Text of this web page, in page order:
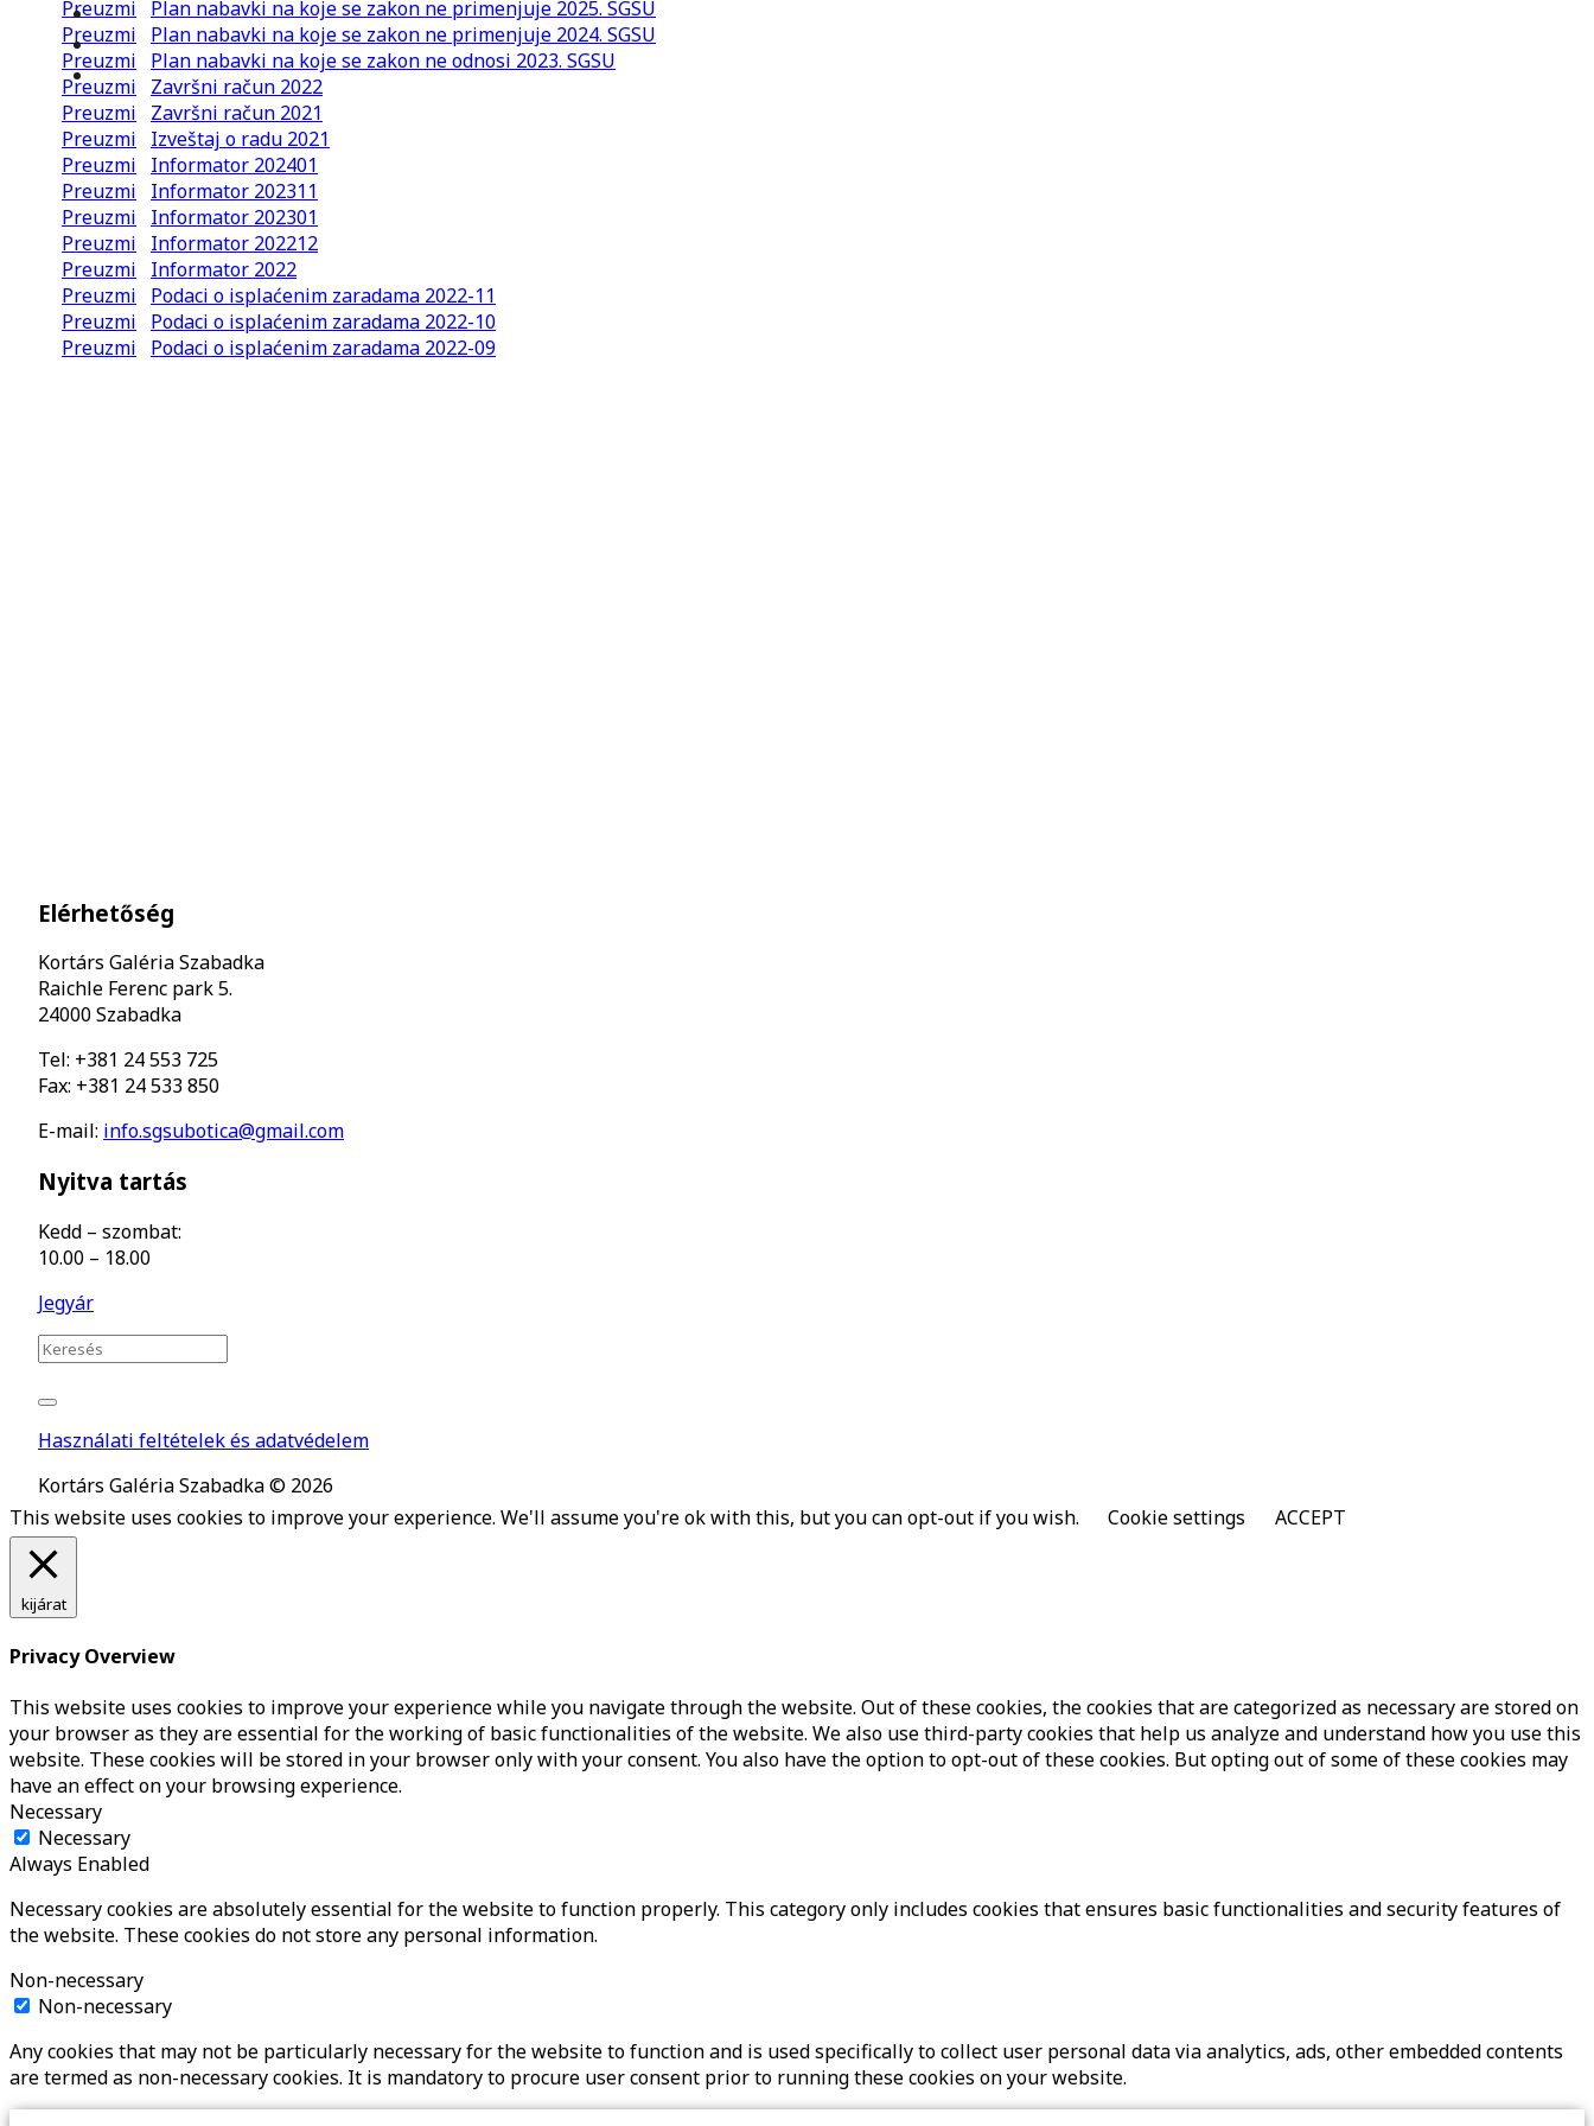
Preuzmi
Plan nabavki na koje se zakon ne primenjuje 2025. SGSU
Preuzmi
Plan nabavki na koje se zakon ne primenjuje 2024. SGSU
Preuzmi
Plan nabavki na koje se zakon ne odnosi 2023. SGSU
Preuzmi
Završni račun 2022
Preuzmi
Završni račun 2021
Preuzmi
Izveštaj o radu 2021
Preuzmi
Informator 202401
Preuzmi
Informator 202311
Preuzmi
Informator 202301
Preuzmi
Informator 202212
Preuzmi
Informator 2022
Preuzmi
Podaci o isplaćenim zaradama 2022-11
Preuzmi
Podaci o isplaćenim zaradama 2022-10
Preuzmi
Podaci o isplaćenim zaradama 2022-09
Elérhetőség
Kortárs Galéria Szabadka
Raichle Ferenc park 5.
24000 Szabadka
Tel: +381 24 553 725
Fax: +381 24 533 850
E-mail: info.sgsubotica@gmail.com
Nyitva tartás
Kedd – szombat:
10.00 – 18.00
Jegyár
Használati feltételek és adatvédelem
Kortárs Galéria Szabadka © 2026
This website uses cookies to improve your experience. We'll assume you're ok with this, but you can opt-out if you wish.
Cookie settings ACCEPT
kijárat
Privacy Overview
This website uses cookies to improve your experience while you navigate through the website. Out of these cookies, the cookies that are categorized as necessary are stored on
your browser as they are essential for the working of basic functionalities of the website. We also use third-party cookies that help us analyze and understand how you use this
website. These cookies will be stored in your browser only with your consent. You also have the option to opt-out of these cookies. But opting out of some of these cookies may
have an effect on your browsing experience.
Necessary
Necessary
Always Enabled
Necessary cookies are absolutely essential for the website to function properly. This category only includes cookies that ensures basic functionalities and security features of
the website. These cookies do not store any personal information.
Non-necessary
Non-necessary
Any cookies that may not be particularly necessary for the website to function and is used specifically to collect user personal data via analytics, ads, other embedded contents
are termed as non-necessary cookies. It is mandatory to procure user consent prior to running these cookies on your website.